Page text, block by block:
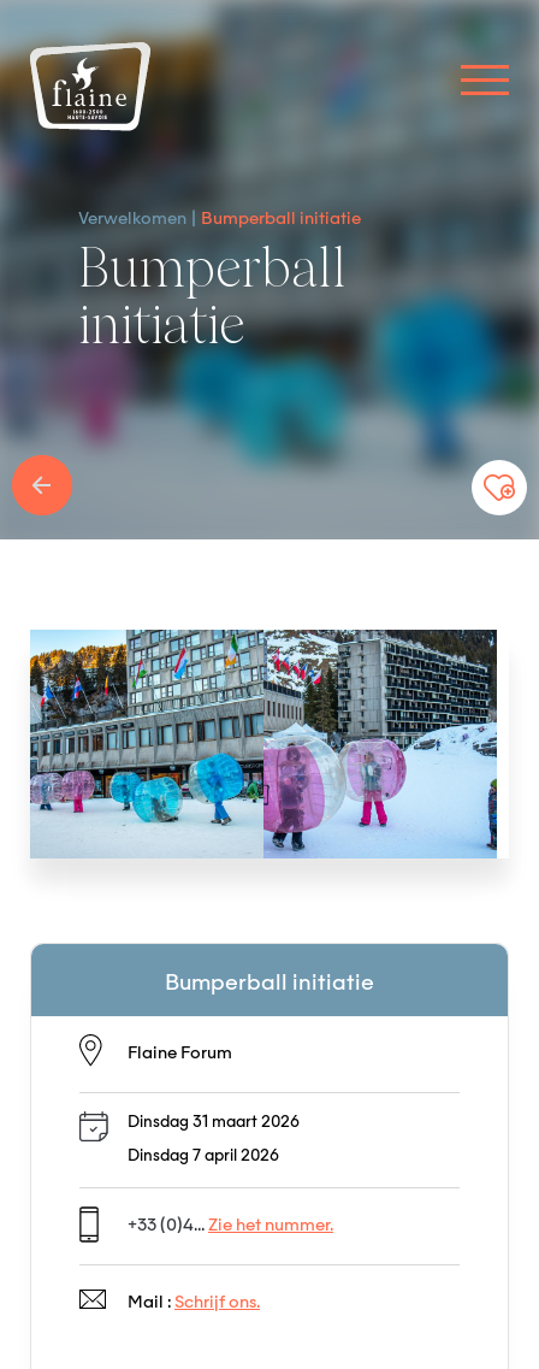
Verwelkomen Bumperball initiatie
Bumperball
initiatie
Bumperball initiatie
Flaine Forum
Dinsdag 31 maart 2026
Dinsdag 7 april 2026
+33 (0)4... Zie het nummer.
Mail : Schrijf ons.